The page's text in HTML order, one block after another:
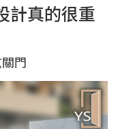
計真的很重
門